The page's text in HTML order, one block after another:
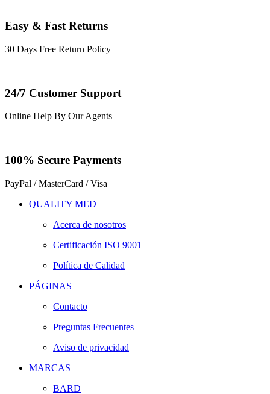
Easy & Fast Returns
30 Days Free Return Policy
24/7 Customer Support
Online Help By Our Agents
100% Secure Payments
PayPal / MasterCard / Visa
QUALITY MED
Acerca de nosotros
Certificación ISO 9001
Política de Calidad
PÁGINAS
Contacto
Preguntas Frecuentes
Aviso de privacidad
MARCAS
BARD